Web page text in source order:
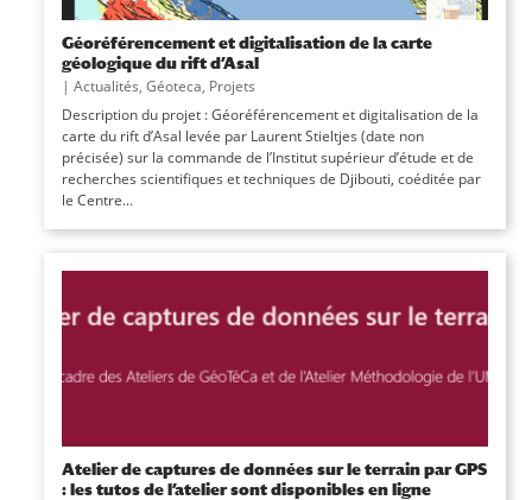
Géoréférencement et digitalisation de la carte
géologique du rift d’Asal
| Actualités, Géoteca, Projets
Description du projet : Géoréférencement et digitalisation de la
carte du rift d’Asal levée par Laurent Stieltjes (date non
précisée) sur la commande de l’Institut supérieur d’étude et de
recherches scientifiques et techniques de Djibouti, coéditée par
le Centre...
Atelier de captures de données sur le terrain par GPS
: les tutos de l’atelier sont disponibles en ligne